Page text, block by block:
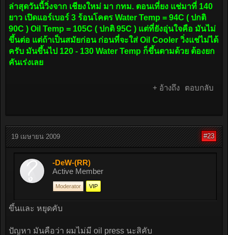
ล่าสุดวันนี้วิ่งจาก เชียงใหม่ มา กทม. ตอนเที่ยง แช่มาที่ 140
ยาว เปิดแอร์เบอร์ 3 ร้อนโคตร Water Temp = 94C ( ปกติ
90C ) Oil Temp = 105C ( ปกติ 95C ) แต่ที่ยังอุ่นใจคือ มันไม่
ขึ้นต่อ แต่ถ้าเป็นสมัยก่อน ก่อนที่จะใส่ Oil Cooler วิ่งแช่ไม่ได้
ครับ มันขึ้นไป 120 - 130 Water Temp ก็ขึ้นตามด้วย ต้องยก
คันเร่งเลย
+ อ้างถึง ตอบกลับ
19 เมษายน 2009 #23
-DeW-(RR)
Active Member
Moderator VIP
ขึ้นและ หยุดคับ
ปัญหา มันคือว่า ผมไม่มี oil press นะสิคับ